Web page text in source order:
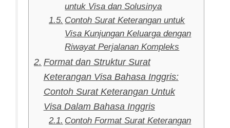
untuk Visa dan Solusinya
Contoh Surat Keterangan untuk
Visa Kunjungan Keluarga dengan
Riwayat Perjalanan Kompleks
Format dan Struktur Surat
Keterangan Visa Bahasa Inggris:
Contoh Surat Keterangan Untuk
Visa Dalam Bahasa Inggris
Contoh Format Surat Keterangan